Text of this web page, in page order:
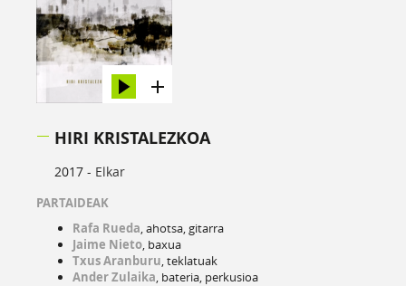
HIRI KRISTALEZKOA
2017 - Elkar
PARTAIDEAK
Rafa Rueda, ahotsa, gitarra
Jaime Nieto, baxua
Txus Aranburu, teklatuak
Ander Zulaika, bateria, perkusioa